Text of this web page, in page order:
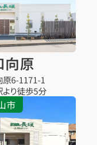
向原
原6-1171-1
り徒歩5分
市